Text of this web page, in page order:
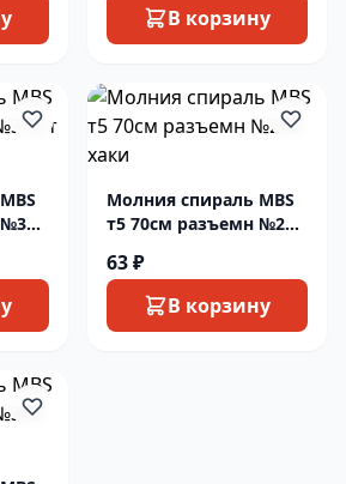
В корзину
Молния спираль MBS
т5 70см разъемн №260
63 ₽
В корзину